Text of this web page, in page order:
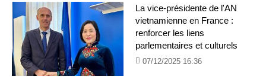
La vice-présidente de l'AN
vietnamienne en France :
renforcer les liens
parlementaires et culturels
07/12/2025 16:36